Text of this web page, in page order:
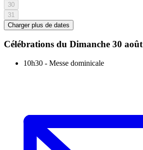
30
31
Charger plus de dates
Célébrations du Dimanche 30 août
10h30 - Messe dominicale